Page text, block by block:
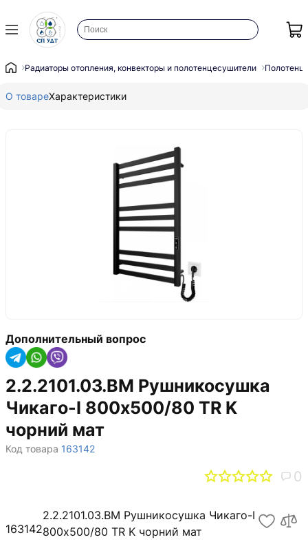
Радиаторы отопления, конвекторы и полотенцесушители
О товареХарактеристики
Дополнительный вопрос
2.2.2101.03.BM Рушникосушка
Чикаго-І 800х500/80 TR K
чорний мат
Код товара 163142
0
163142
2.2.2101.03.BM Рушникосушка Чикаго-І
800х500/80 TR K чорний мат